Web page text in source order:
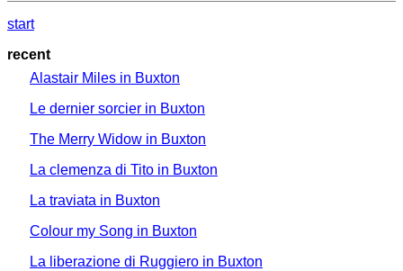
start
recent
Alastair Miles in Buxton
Le dernier sorcier in Buxton
The Merry Widow in Buxton
La clemenza di Tito in Buxton
La traviata in Buxton
Colour my Song in Buxton
La liberazione di Ruggiero in Buxton